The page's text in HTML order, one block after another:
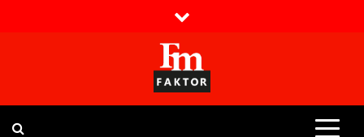
Faktor magazin
Uvijek presudan